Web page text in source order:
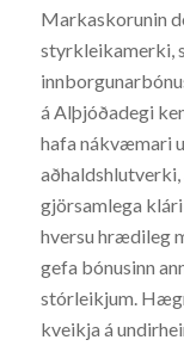
Markaskorunin
styrkleikamerki,
á Alþjóðadegi
hafa nákvæmari
gjörsamlega
hversu hrædileg
gefa bónusinn
stórleikjum.
kveikja á